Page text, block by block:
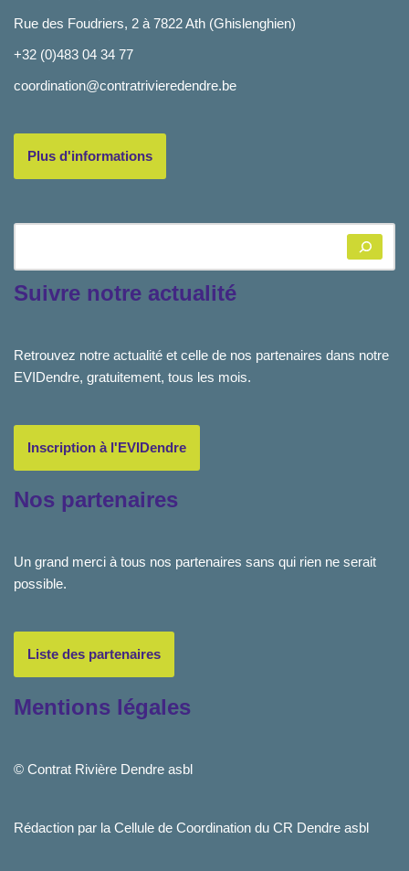
Rue des Foudriers, 2 à 7822 Ath (Ghislenghien)
+32 (0)483 04 34 77
coordination@contratrivieredendre.be
Plus d'informations
Suivre notre actualité
Retrouvez notre actualité et celle de nos partenaires dans notre
EVIDendre, gratuitement, tous les mois.
Inscription à l'EVIDendre
Nos partenaires
Un grand merci à tous nos partenaires sans qui rien ne serait
possible.
Liste des partenaires
Mentions légales
© Contrat Rivière Dendre asbl
Rédaction par la Cellule de Coordination du CR Dendre asbl